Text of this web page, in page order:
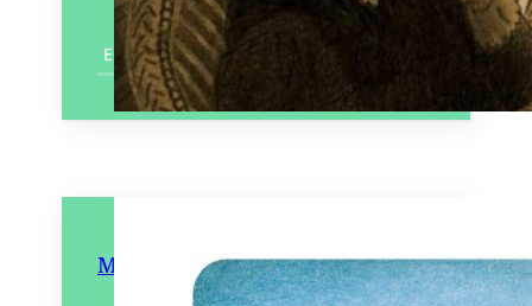
En savoir plus
Mon chien